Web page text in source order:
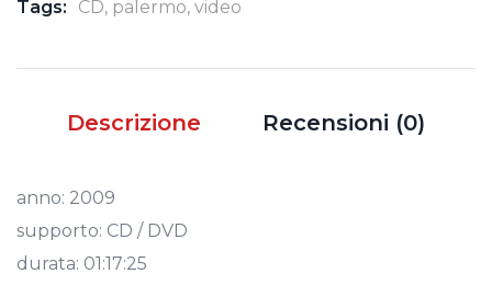
Tags: CD, palermo, video
Descrizione Recensioni (0)
anno: 2009
supporto: CD / DVD
durata: 01:17:25